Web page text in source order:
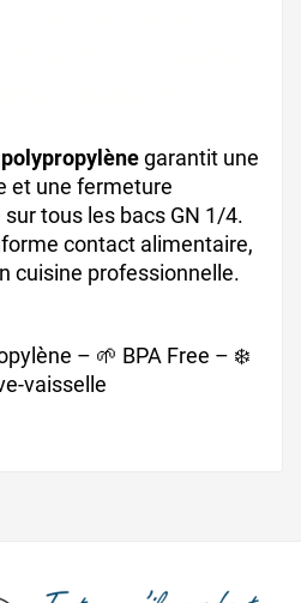
garantit une
et une fermeture
tous les bacs GN 1/4.
contact alimentaire,
cuisine professionnelle.
– 🌱 BPA Free – ❄️
vaisselle